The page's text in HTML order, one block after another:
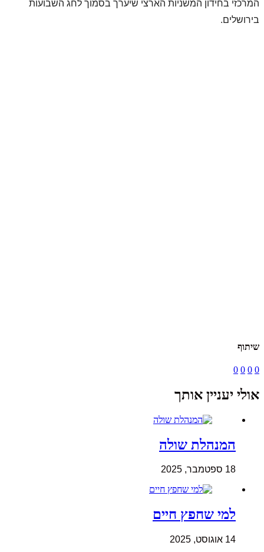
המרכזי בחידון המשניות הארצי שיערך בסמוך לחג השבועות
בירושלים.
שיתוף
0
0
0
0
אולי יעניין אותך
המנהלת שולה
18 ספטמבר, 2025
למי שחפץ חיים
14 אוגוסט, 2025